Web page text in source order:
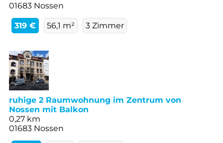
01683 Nossen
319 € 56,1 m² 3 Zimmer
ruhige 2 Raumwohnung im Zentrum von
Nossen mit Balkon
0,27 km
01683 Nossen